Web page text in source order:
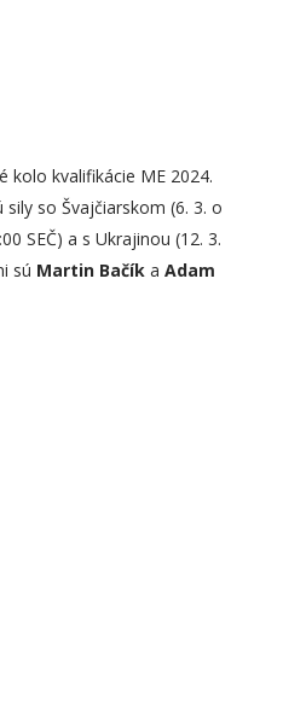
kolo kvalifikácie ME 2024.
so Švajčiarskom (6. 3. o
SEČ) a s Ukrajinou (12. 3.
sú Martin Bačík a Adam